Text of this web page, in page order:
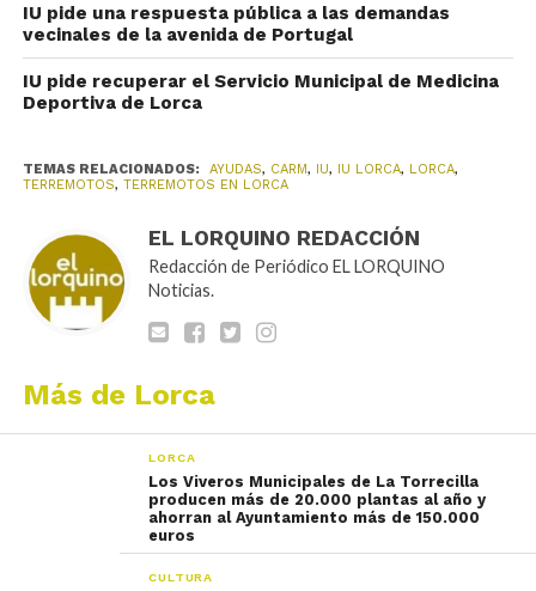
IU pide una respuesta pública a las demandas
vecinales de la avenida de Portugal
IU pide recuperar el Servicio Municipal de Medicina
Deportiva de Lorca
TEMAS RELACIONADOS: AYUDAS, CARM, IU, IU LORCA, LORCA,
TERREMOTOS, TERREMOTOS EN LORCA
EL LORQUINO REDACCIÓN
Redacción de Periódico EL LORQUINO
Noticias.
Más de Lorca
LORCA
Los Viveros Municipales de La Torrecilla
producen más de 20.000 plantas al año y
ahorran al Ayuntamiento más de 150.000
euros
CULTURA